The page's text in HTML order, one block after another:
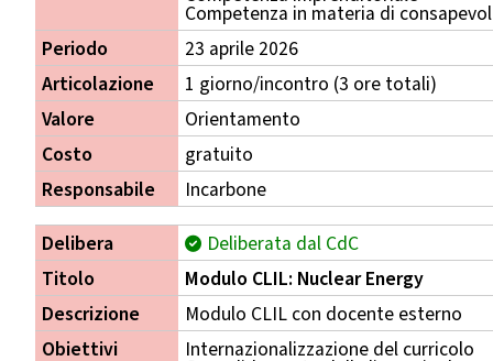
Competenza in materia di
Periodo
23 aprile 2026
Articolazione
1 giorno/incontro (3 ore totali)
Valore
Orientamento
Costo
gratuito
Responsabile
Incarbone
Delibera
Deliberata dal CdC
Titolo
Modulo CLIL: Nuclear Energy
Descrizione
Modulo CLIL con docente esterno
Obiettivi
Internazionalizzazione del curricolo